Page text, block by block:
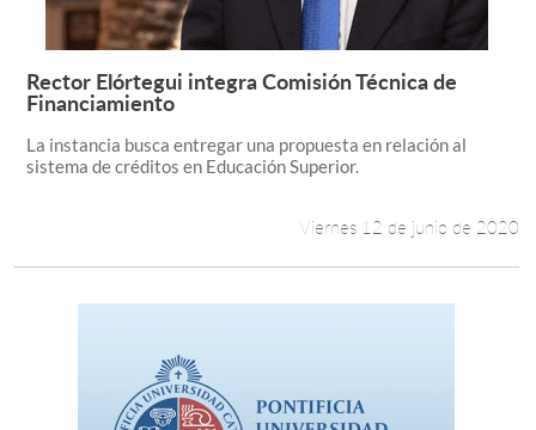
Leer más +
Rector Elórtegui integra Comisión Técnica de
Financiamiento
La instancia busca entregar una propuesta en relación al
sistema de créditos en Educación Superior.
Viernes 12 de junio de 2020